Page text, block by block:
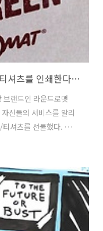
케첩과 머스터드, 간장과 초코우유로 티셔츠를 인쇄한다? - 브라질의 셀프 세탁소/셀프 빨래방, 라운드로맷(LaundroMat)의 음식 얼룩 실크스크린 인쇄(Food Stain Silk Screen) 바이럴 캠페인 [한글자막]
브랜드인 라운드로맷
신들의 서비스를 알리
셔츠를 선물했다. 물
Screen)을 사용해
이 티셔츠를 선물하고,
했다는데, 음, 개인적
, 음식물로 실크스크린
이럴 캠페인이 대부분